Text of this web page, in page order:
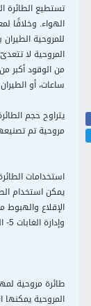
تستطيع الطائرة
الهواء. وخلافًا
للمروحية
من الوقود أكبر
ساعات، أو الطيران إلى مسافة
مروحية تم تصنيعها على الإطلاق،
استخدامات
يمكن استخدام
وإدارة الغابات 5- المهام العسكرية.
طائرة مروحية
المروحية